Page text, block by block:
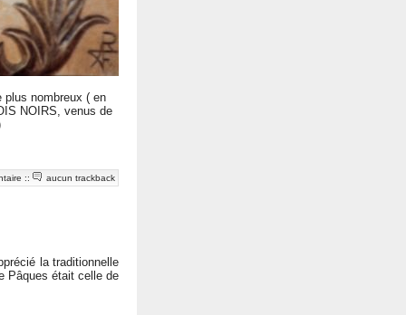
plus nombreux ( en
NOIRS, venus de
:: aucun trackback
la traditionnelle
Pâques était celle de